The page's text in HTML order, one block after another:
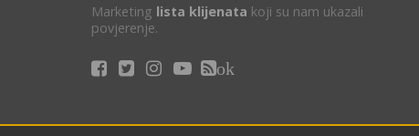
Marketing lista klijenata koji su nam ukazali
povjerenje.
ok